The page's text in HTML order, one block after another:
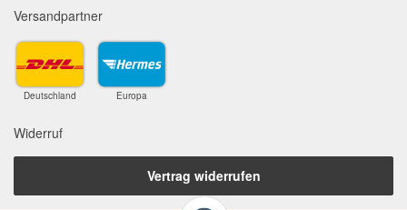
Versandpartner
Deutschland Europa
Widerruf
Vertrag widerrufen